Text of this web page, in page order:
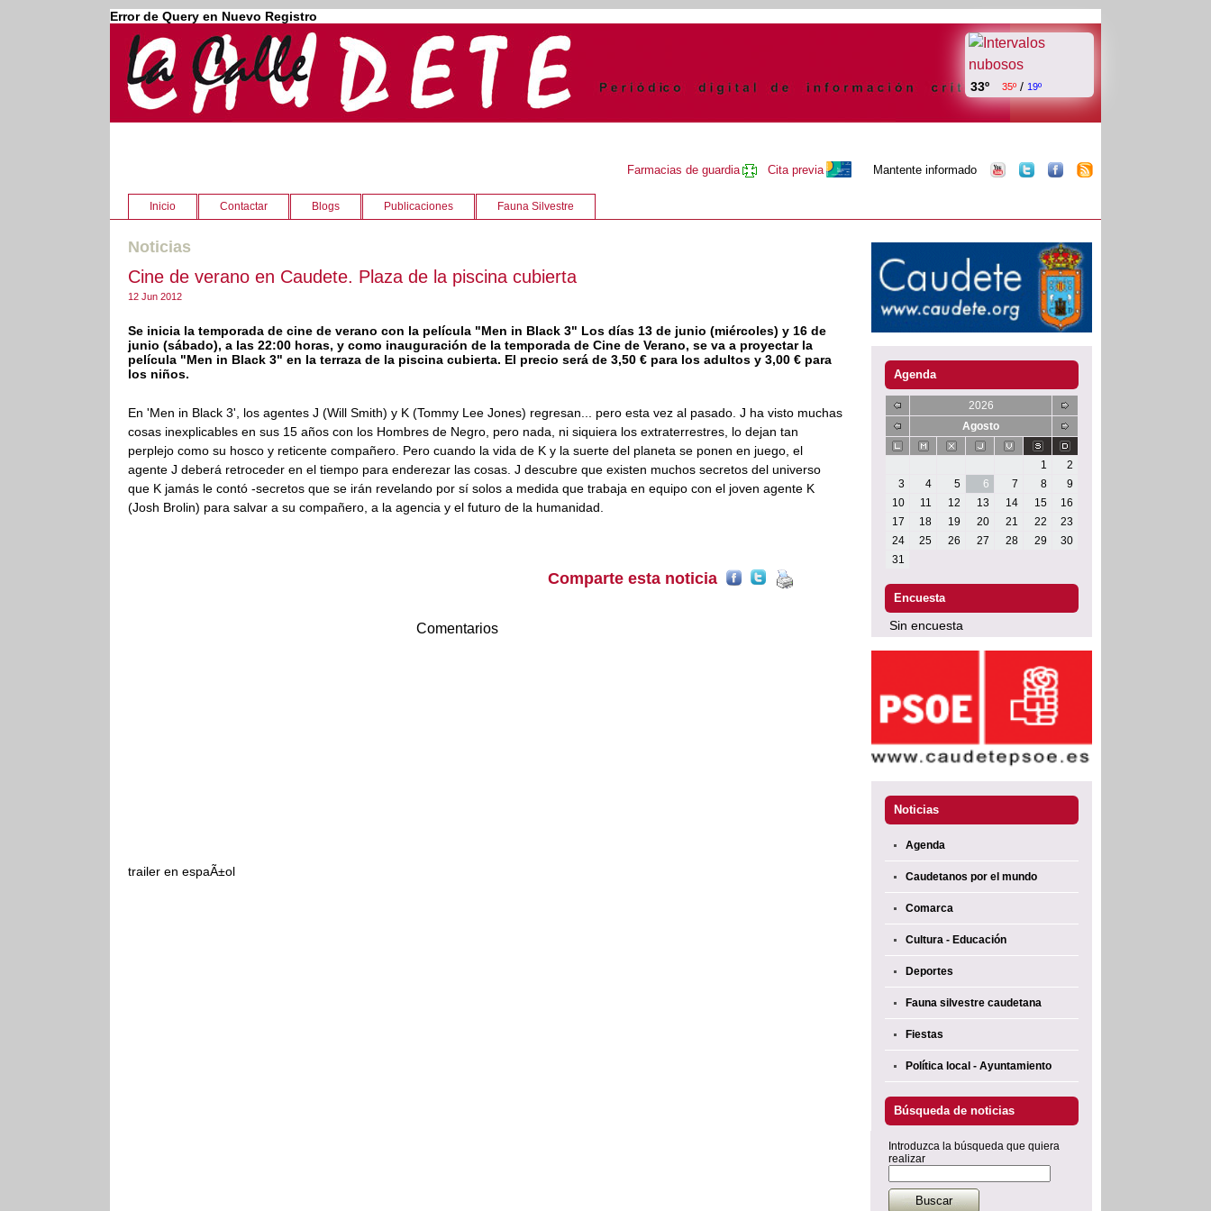
Error de Query en Nuevo Registro
33º 35º / 19º
Inicio Contactar Blogs Publicaciones Fauna Silvestre
Farmacias de guardia Cita previa Mantente informado
Noticias
Cine de verano en Caudete. Plaza de la piscina cubierta
12 Jun 2012
Se inicia la temporada de cine de verano con la película "Men in Black 3" Los días 13 de junio (miércoles) y 16 de
junio (sábado), a las 22:00 horas, y como inauguración de la temporada de Cine de Verano, se va a proyectar la
película "Men in Black 3" en la terraza de la piscina cubierta. El precio será de 3,50 € para los adultos y 3,00 € para
los niños.
En 'Men in Black 3', los agentes J (Will Smith) y K (Tommy Lee Jones) regresan... pero esta vez al pasado. J ha visto muchas
cosas inexplicables en sus 15 años con los Hombres de Negro, pero nada, ni siquiera los extraterrestres, lo dejan tan
perplejo como su hosco y reticente compañero. Pero cuando la vida de K y la suerte del planeta se ponen en juego, el
agente J deberá retroceder en el tiempo para enderezar las cosas. J descubre que existen muchos secretos del universo
que K jamás le contó -secretos que se irán revelando por sí solos a medida que trabaja en equipo con el joven agente K
(Josh Brolin) para salvar a su compañero, a la agencia y el futuro de la humanidad.
Comparte esta noticia
trailer en espaÃ±ol
Comentarios
Agenda
2026
Agosto
1
2
3
4 5 6 7 8
9
10
11 12 13 14 15
16
17
18 19 20 21 22
23
24
25 26 27 28 29
30
31
Encuesta
Sin encuesta
Noticias
Agenda
Caudetanos por el mundo
Comarca
Cultura - Educación
Deportes
Fauna silvestre caudetana
Fiestas
Política local - Ayuntamiento
Búsqueda de noticias
Introduzca la búsqueda que quiera
realizar